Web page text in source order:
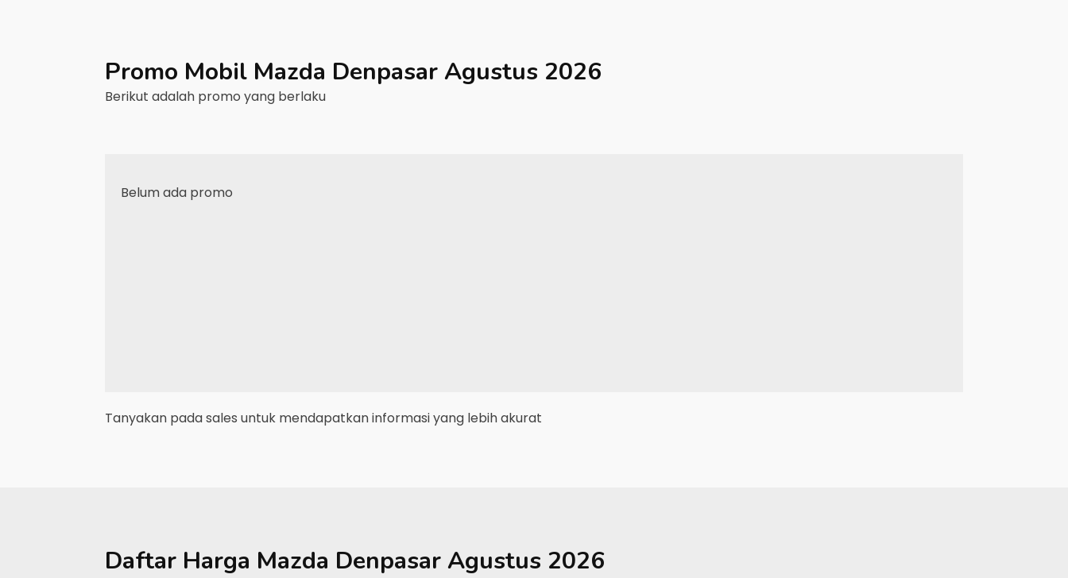
Promo Mobil Mazda DenpasarAgustus 2026
Berikut adalah promo yang berlaku
Belum ada promo
Tanyakan pada sales untuk mendapatkan informasi yang lebih akurat
Daftar Harga Mazda DenpasarAgustus 2026